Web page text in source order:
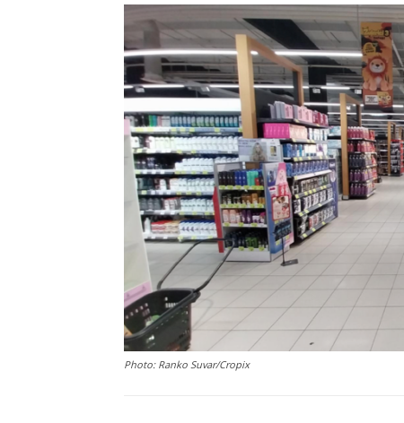
Photo: Ranko Suvar/Cropix